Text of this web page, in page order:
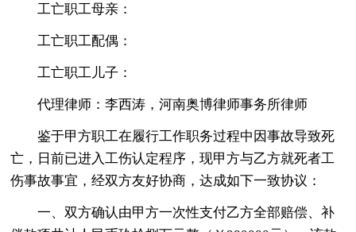
工亡职工母亲：
工亡职工配偶：
工亡职工儿子：
代理律师：李西涛，河南奥博律师事务所律师
鉴于甲方职工在履行工作职务过程中因事故导致死
亡，日前已进入工伤认定程序，现甲方与乙方就死者工
伤事故事宜，经双方友好协商，达成如下一致协议：
一、双方确认由甲方一次性支付乙方全部赔偿、补